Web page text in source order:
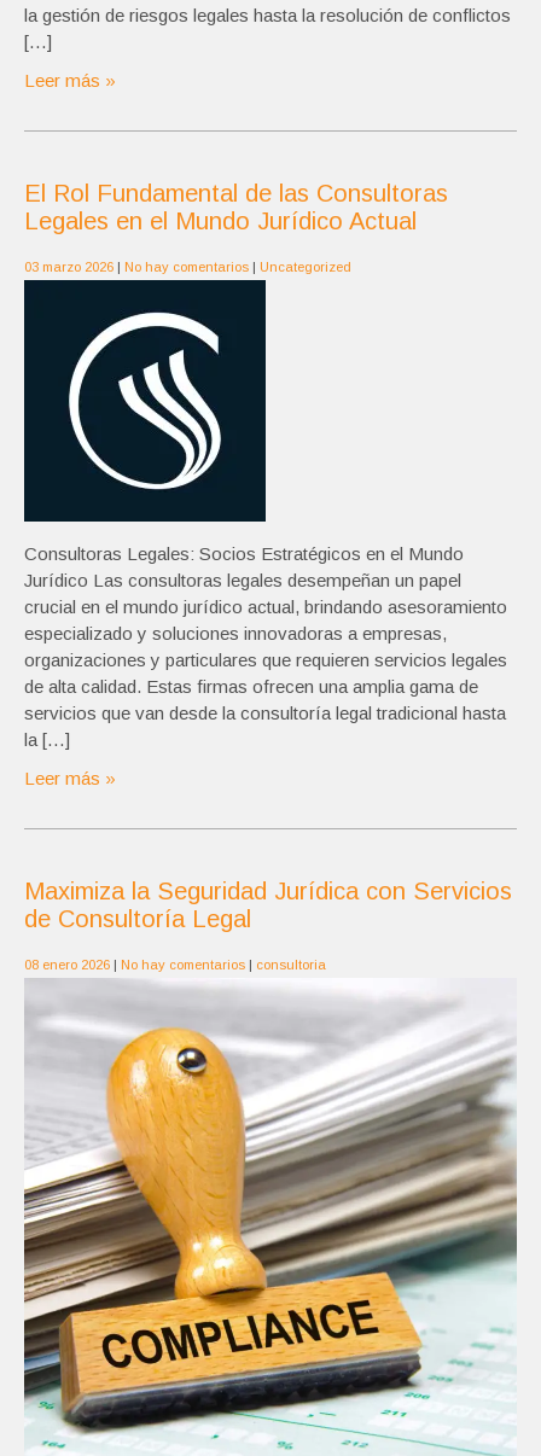
la gestión de riesgos legales hasta la resolución de conflictos
[…]
Leer más »
El Rol Fundamental de las Consultoras
Legales en el Mundo Jurídico Actual
03 marzo 2026 | No hay comentarios | Uncategorized
Consultoras Legales: Socios Estratégicos en el Mundo
Jurídico Las consultoras legales desempeñan un papel
crucial en el mundo jurídico actual, brindando asesoramiento
especializado y soluciones innovadoras a empresas,
organizaciones y particulares que requieren servicios legales
de alta calidad. Estas firmas ofrecen una amplia gama de
servicios que van desde la consultoría legal tradicional hasta
la […]
Leer más »
Maximiza la Seguridad Jurídica con Servicios
de Consultoría Legal
08 enero 2026 | No hay comentarios | consultoria